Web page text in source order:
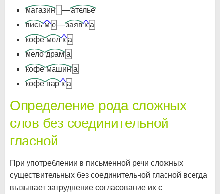
магазин
—ателье
пись м о—заяв к а
кофе мол к а
мело драм а
кофе машин а
кофе вар к а
Определение рода сложных
слов без соединительной
гласной
При употреблении в письменной речи сложных
существительных без соединительной гласной всегда
вызывает затруднение согласование их с